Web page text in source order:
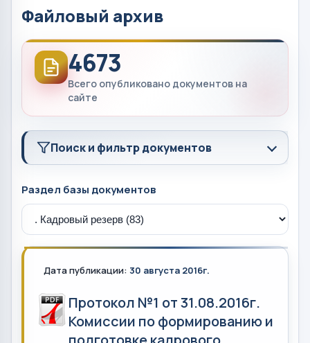
Файловый архив
4673
Всего опубликовано документов на
сайте
Поиск и фильтр документов
Раздел базы документов
Дата публикации: 30 августа 2016г.
Протокол №1 от 31.08.2016г.
Комиссии по формированию и